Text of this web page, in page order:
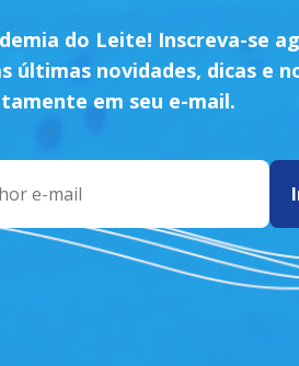
do Leite! Inscreva-se
últimas novidades, dicas e
em seu e-mail.